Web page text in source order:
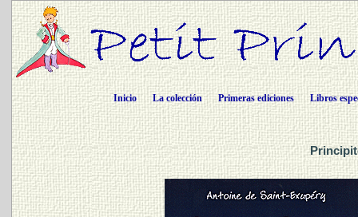
Inicio La colección Primeras ediciones Libros